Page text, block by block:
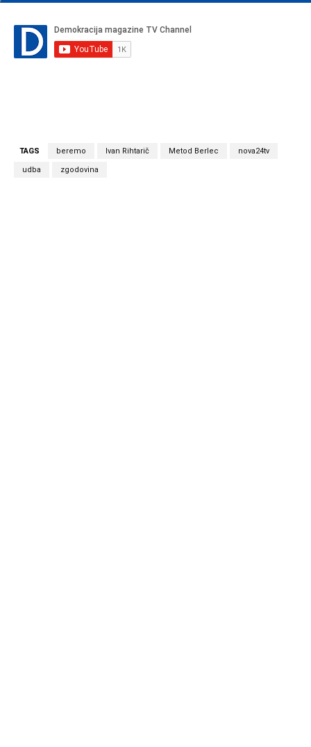
TAGS beremo Ivan Rihtarič Metod Berlec nova24tv
udba zgodovina